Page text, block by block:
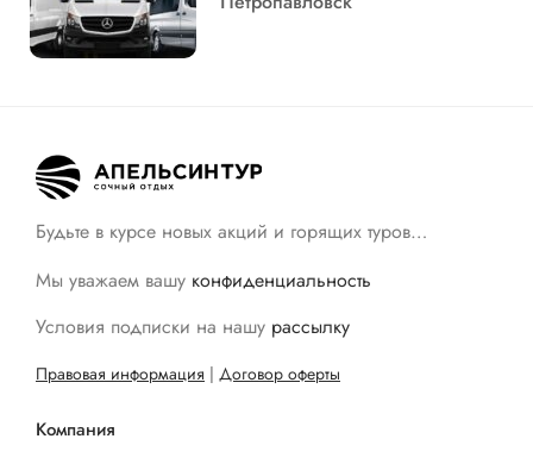
Будьте в курсе новых акций и горящих туров…
Мы уважаем вашу конфиденциальность
Условия подписки на нашу рассылку
Правовая информация | Договор оферты
Компания